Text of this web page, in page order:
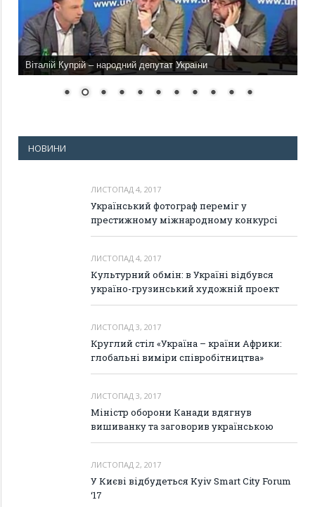
Віталій Купрій – народний депутат України
НОВИНИ
ЛИСТОПАД 4, 2017
Український фотограф переміг у
престижному міжнародному конкурсі
ЛИСТОПАД 4, 2017
Культурний обмін: в Україні відбувся
україно-грузинський художній проект
ЛИСТОПАД 3, 2017
Круглий стіл «Україна – країни Африки:
глобальні виміри співробітництва»
ЛИСТОПАД 3, 2017
Міністр оборони Канади вдягнув
вишиванку та заговорив українською
ЛИСТОПАД 2, 2017
У Києві відбудеться Kyiv Smart City Forum
‘17